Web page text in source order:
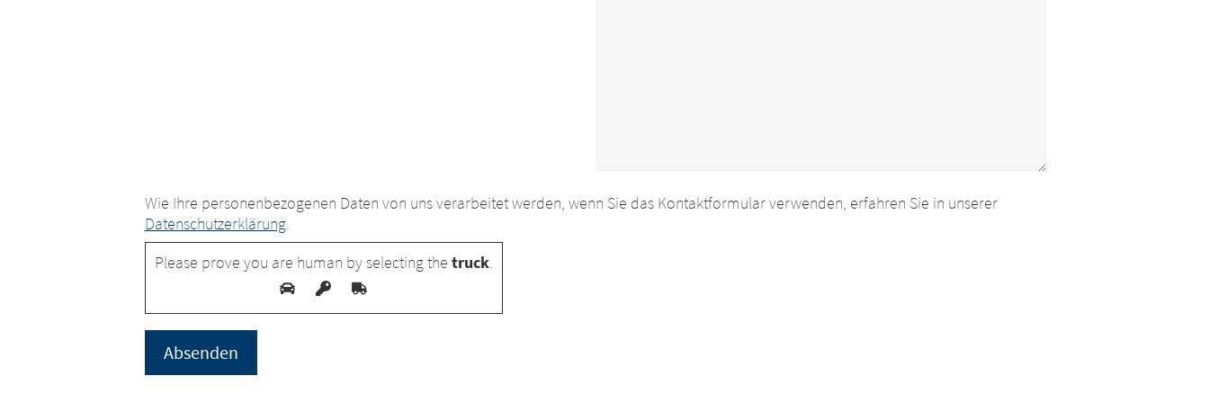
Wie Ihre personenbezogenen Daten von uns verarbeitet werden, wenn Sie das Kontaktformular verwenden, erfahren Sie in unserer
Datenschutzerklärung.
Please prove you are human by selecting the truck.